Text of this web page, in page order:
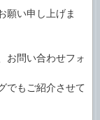
願い申し上げま
お問い合わせフォ
でもご紹介させて